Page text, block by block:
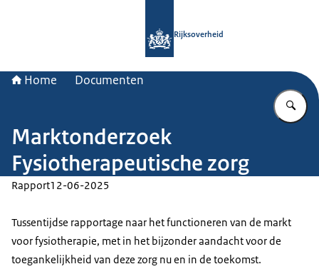
Rijksoverheid
Home Documenten
Marktonderzoek
Fysiotherapeutische zorg
Rapport12-06-2025
Tussentijdse rapportage naar het functioneren van de markt
voor fysiotherapie, met in het bijzonder aandacht voor de
toegankelijkheid van deze zorg nu en in de toekomst.